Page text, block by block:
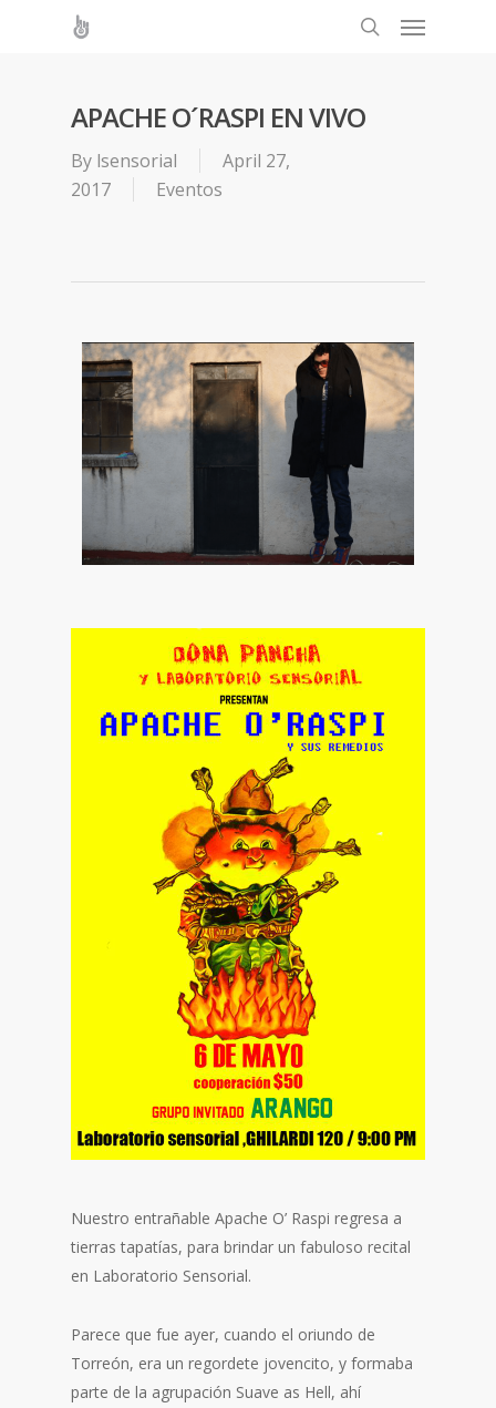
APACHE O´RASPI EN VIVO
By lsensorial
April 27,
2017
Eventos
Nuestro entrañable Apache O’ Raspi regresa a
tierras tapatías, para brindar un fabuloso recital
en Laboratorio Sensorial.
Parece que fue ayer, cuando el oriundo de
Torreón, era un regordete jovencito, y formaba
parte de la agrupación Suave as Hell, ahí